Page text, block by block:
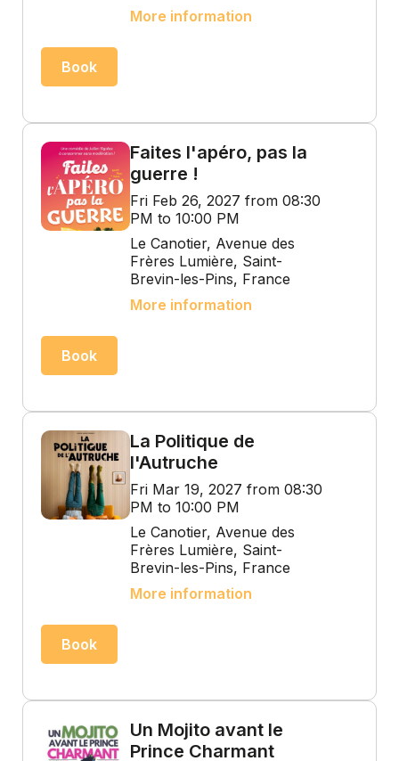
More information
Book
Faites l'apéro, pas la
guerre !
Fri Feb 26, 2027 from 08:30
PM to 10:00 PM
Le Canotier, Avenue des
Frères Lumière, Saint-
Brevin-les-Pins, France
More information
Book
La Politique de
l'Autruche
Fri Mar 19, 2027 from 08:30
PM to 10:00 PM
Le Canotier, Avenue des
Frères Lumière, Saint-
Brevin-les-Pins, France
More information
Book
Un Mojito avant le
Prince Charmant